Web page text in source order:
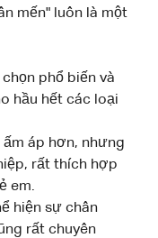
mến" luôn là một
phổ biến và
hầu hết các loại
ấm áp hơn, nhưng
rất thích hợp
em.
hiện sự chân
rất chuyên